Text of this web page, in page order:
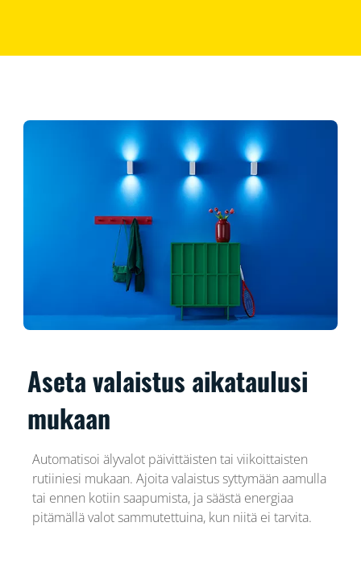
Aseta valaistus aikataulusi
mukaan
Automatisoi älyvalot päivittäisten tai viikoittaisten
rutiiniesi mukaan. Ajoita valaistus syttymään aamulla
tai ennen kotiin saapumista, ja säästä energiaa
pitämällä valot sammutettuina, kun niitä ei tarvita.